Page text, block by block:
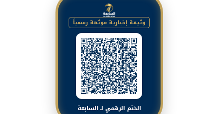
وثيقة إخبارية موثقة رسمياً
الختم الرقمي لـ السابعة